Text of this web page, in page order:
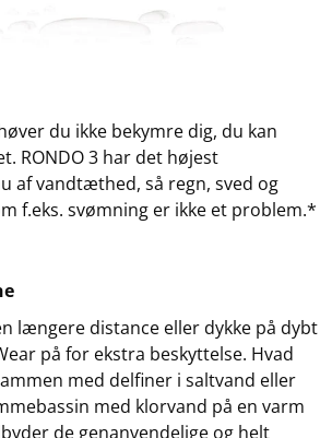
du ikke bekymre dig, du kan
RONDO 3 har det højest
af vandtæthed, så regn, sved og
f.eks. svømning er ikke et problem.*
længere distance eller dykke på dybt
på for ekstra beskyttelse. Hvad
med delfiner i saltvand eller
med klorvand på en varm
de genanvendelige og helt